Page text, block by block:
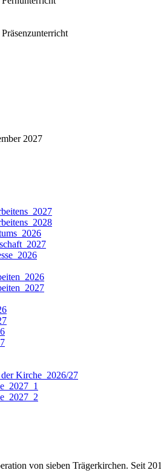
Präsenzunterricht
2027
Kirche_2026/27
von sieben Trägerkirchen. Seit